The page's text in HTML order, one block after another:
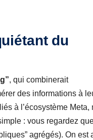
du
, qui combinerait
des informations à
à l’écosystème Meta,
: vous regardez
agrégés). On est